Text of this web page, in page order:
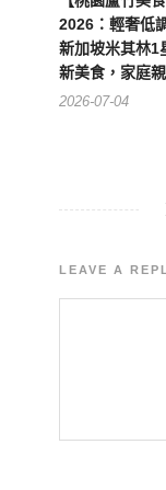
2026：輕奢低
新加坡米其林1
新美食，家庭
2026-07-04
LEAVE A